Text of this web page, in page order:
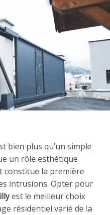
bien plus qu’un simple
un rôle esthétique
constitue la première
intrusions. Opter pour
est le meilleur choix
résidentiel varié de la